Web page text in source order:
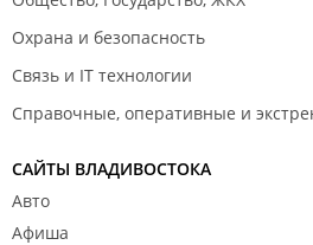
Охрана и безопасность
Связь и IT технологии
Справочные, оперативные и
САЙТЫ ВЛАДИВОСТОКА
Авто
Афиша